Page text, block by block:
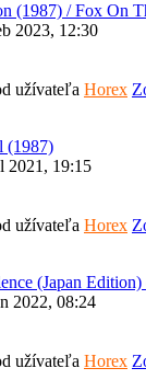
(1987) / Fox On
2023, 12:30
užívateľa Horex
(1987)
2021, 19:15
užívateľa Horex
(Japan
2022, 08:24
užívateľa Horex